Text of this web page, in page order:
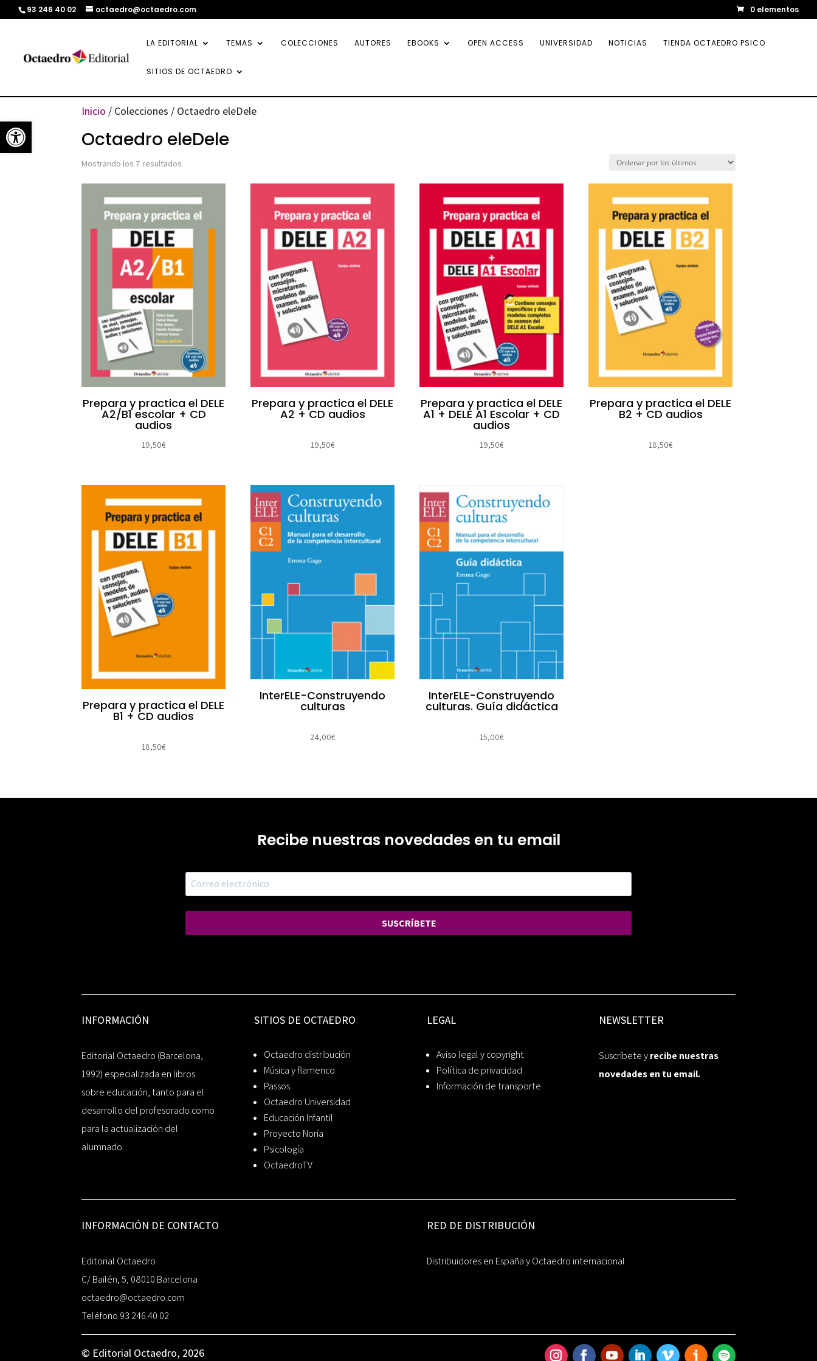
Abrir barra de herramientas
93 246 40 02 octaedro@octaedro.com 0 elementos
LA EDITORIAL TEMAS COLECCIONES AUTORES EBOOKS OPEN ACCESS UNIVERSIDAD NOTICIAS TIENDA OCTAEDRO PSICO
SITIOS DE OCTAEDRO
Inicio / Colecciones / Octaedro eleDele
Octaedro eleDele
Mostrando los 7 resultados
por
los
últimos
Prepara y practica el DELE
A2/B1 escolar + CD
audios
19,50€
Prepara y practica el DELE
A2 + CD audios
19,50€
Prepara y practica el DELE
A1 + DELE A1 Escolar + CD
audios
19,50€
Prepara y practica el DELE
B2 + CD audios
18,50€
Prepara y practica el DELE
B1 + CD audios
18,50€
InterELE-Construyendo
culturas
24,00€
InterELE-Construyendo
culturas. Guía didáctica
15,00€
Recibe nuestras novedades en tu email
SUSCRÍBETE
INFORMACIÓN
Editorial Octaedro (Barcelona,
1992) especializada en libros
sobre educación, tanto para el
desarrollo del profesorado como
para la actualización del
alumnado.
SITIOS DE OCTAEDRO
Octaedro distribución
Música y flamenco
Passos
Octaedro Universidad
Educación Infantil
Proyecto Noria
Psicología
OctaedroTV
LEGAL
Aviso legal y copyright
Política de privacidad
Información de transporte
NEWSLETTER
Suscríbete yrecibe nuestras
novedades en tu email.
INFORMACIÓN DE CONTACTO
Editorial Octaedro
C/ Bailén, 5, 08010 Barcelona
octaedro@octaedro.com
Teléfono 93 246 40 02
RED DE DISTRIBUCIÓN
Distribuidores en España y Octaedro internacional
© Editorial Octaedro, 2026